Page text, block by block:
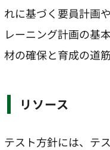
れに基づく要員計画
レーニング計画の基
材の確保と育成の道
リソース
テスト方針には、テ